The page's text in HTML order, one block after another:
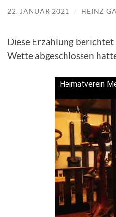
22. JANUAR 2021 / HEINZ
Diese Erzählung berichtet
Wette abgeschlossen
Heimatverein